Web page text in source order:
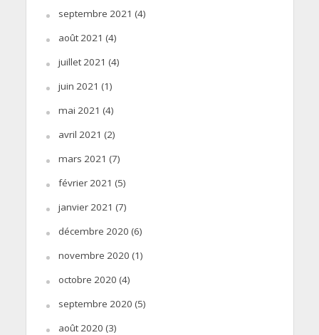
septembre 2021 (4)
août 2021 (4)
juillet 2021 (4)
juin 2021 (1)
mai 2021 (4)
avril 2021 (2)
mars 2021 (7)
février 2021 (5)
janvier 2021 (7)
décembre 2020 (6)
novembre 2020 (1)
octobre 2020 (4)
septembre 2020 (5)
août 2020 (3)